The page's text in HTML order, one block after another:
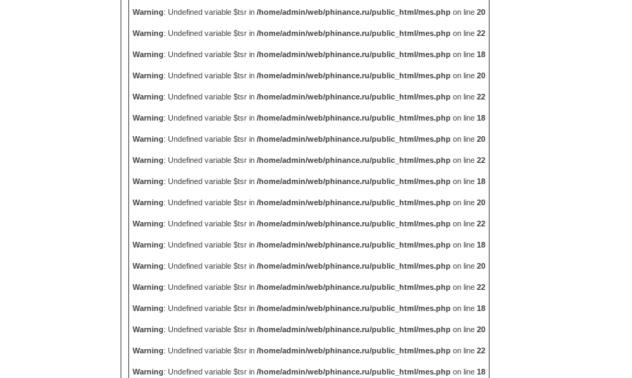
Warning: Undefined variable $tsr in /home/admin/web/phinance.ru/public_html/mes.php on line 20
Warning: Undefined variable $tsr in /home/admin/web/phinance.ru/public_html/mes.php on line 22
Warning: Undefined variable $tsr in /home/admin/web/phinance.ru/public_html/mes.php on line 18
Warning: Undefined variable $tsr in /home/admin/web/phinance.ru/public_html/mes.php on line 20
Warning: Undefined variable $tsr in /home/admin/web/phinance.ru/public_html/mes.php on line 22
Warning: Undefined variable $tsr in /home/admin/web/phinance.ru/public_html/mes.php on line 18
Warning: Undefined variable $tsr in /home/admin/web/phinance.ru/public_html/mes.php on line 20
Warning: Undefined variable $tsr in /home/admin/web/phinance.ru/public_html/mes.php on line 22
Warning: Undefined variable $tsr in /home/admin/web/phinance.ru/public_html/mes.php on line 18
Warning: Undefined variable $tsr in /home/admin/web/phinance.ru/public_html/mes.php on line 20
Warning: Undefined variable $tsr in /home/admin/web/phinance.ru/public_html/mes.php on line 22
Warning: Undefined variable $tsr in /home/admin/web/phinance.ru/public_html/mes.php on line 18
Warning: Undefined variable $tsr in /home/admin/web/phinance.ru/public_html/mes.php on line 20
Warning: Undefined variable $tsr in /home/admin/web/phinance.ru/public_html/mes.php on line 22
Warning: Undefined variable $tsr in /home/admin/web/phinance.ru/public_html/mes.php on line 18
Warning: Undefined variable $tsr in /home/admin/web/phinance.ru/public_html/mes.php on line 20
Warning: Undefined variable $tsr in /home/admin/web/phinance.ru/public_html/mes.php on line 22
Warning: Undefined variable $tsr in /home/admin/web/phinance.ru/public_html/mes.php on line 18